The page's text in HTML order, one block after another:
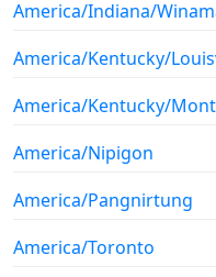
America/Indiana/
America/Kentucky/
America/Kentucky/
America/Nipigon
America/Pangnirtung
America/Toronto